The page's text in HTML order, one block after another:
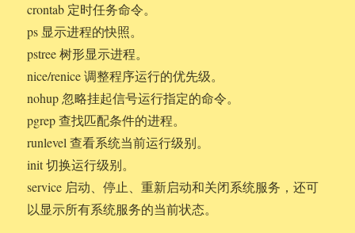
crontab 定时任务命令。
ps 显示进程的快照。
pstree 树形显示进程。
nice/renice 调整程序运行的优先级。
nohup 忽略挂起信号运行指定的命令。
pgrep 查找匹配条件的进程。
runlevel 查看系统当前运行级别。
init 切换运行级别。
service 启动、停止、重新启动和关闭系统服务，还可
以显示所有系统服务的当前状态。